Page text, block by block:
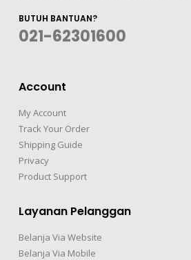
BUTUH BANTUAN?
021-62301600
Account
My Account
Track Your Order
Shipping Guide
Privacy
Product Support
Layanan Pelanggan
Belanja Via Website
Belanja Via Mobile